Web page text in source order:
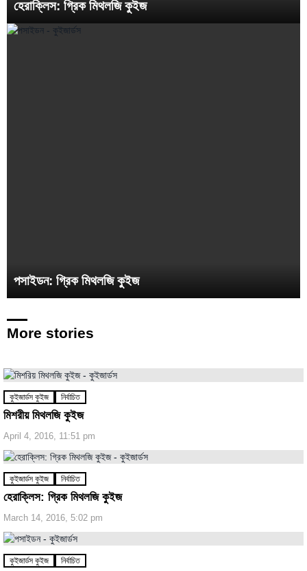
হেরাক্লিস: গ্রিক মিথলজি কুইজ
পসাইডন: গ্রিক মিথলজি কুইজ
More stories
কুইজার্ডস কুইজ নির্বাচিত
মিশরীয় মিথলজি কুইজ
April 4, 2016, 11:51 pm
কুইজার্ডস কুইজ নির্বাচিত
হেরাক্লিস: গ্রিক মিথলজি কুইজ
March 14, 2016, 5:02 pm
কুইজার্ডস কুইজ নির্বাচিত